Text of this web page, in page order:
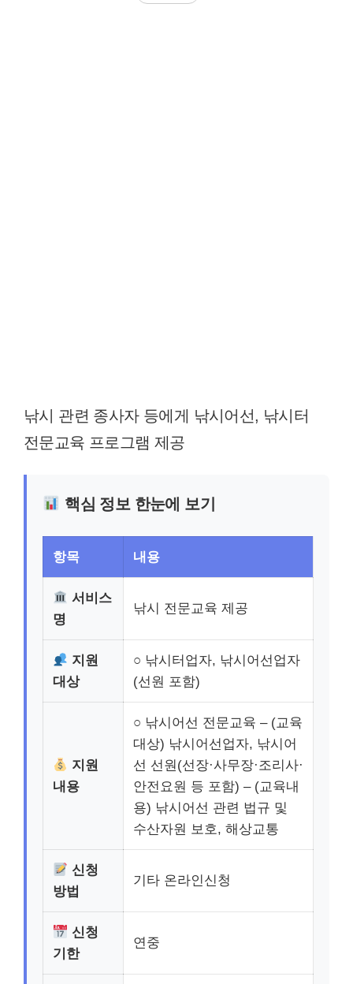
낚시 관련 종사자 등에게 낚시어선, 낚시터
전문교육 프로그램 제공
핵심 정보 한눈에 보기
항목 내용
서비스
명
낚시 전문교육 제공
지원
대상
○ 낚시터업자, 낚시어선업자
(선원 포함)
지원
내용
○ 낚시어선 전문교육 – (교육
대상) 낚시어선업자, 낚시어
선 선원(선장·사무장·조리사·
안전요원 등 포함) – (교육내
용) 낚시어선 관련 법규 및
수산자원 보호, 해상교통
신청
방법
기타 온라인신청
신청
기한
연중